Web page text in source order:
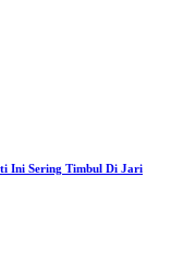
Ini Sering Timbul Di Jari